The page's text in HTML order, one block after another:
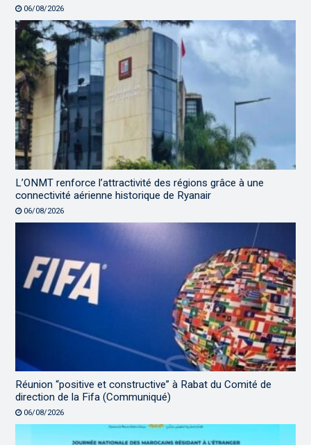
06/08/2026
L’ONMT renforce l’attractivité des régions grâce à une
connectivité aérienne historique de Ryanair
06/08/2026
Réunion “positive et constructive” à Rabat du Comité de
direction de la Fifa (Communiqué)
06/08/2026